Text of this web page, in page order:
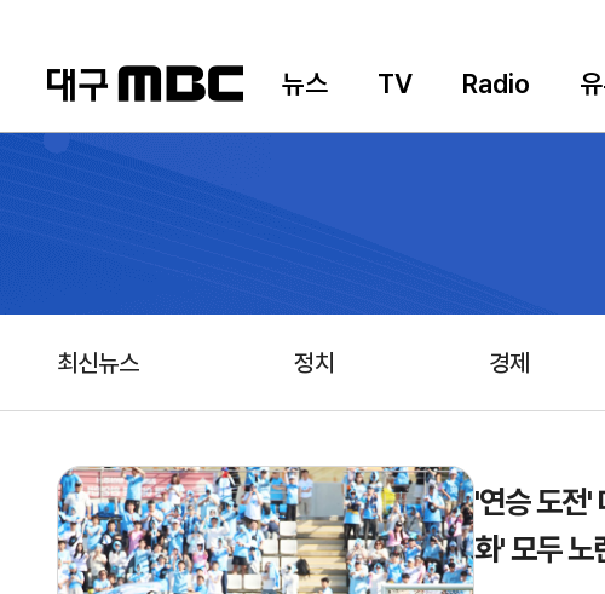
뉴스 TV Radio
최신뉴스 정치 경제
'연승 도전'
화' 모두 노